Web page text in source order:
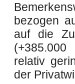
bezogen
auf die
relativ
der